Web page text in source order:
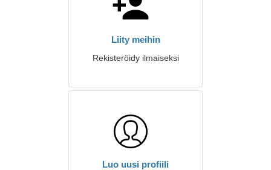
Liity meihin
Rekisteröidy ilmaiseksi
Luo uusi profiili